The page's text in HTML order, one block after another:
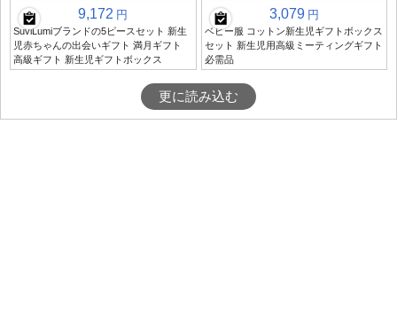
9,172 円
SuviLumiブランドの5ピースセット 新生
児赤ちゃんの出会いギフト 満月ギフト
高級ギフト 新生児ギフトボックス
3,079 円
ベビー服 コットン新生児ギフトボックス
セット 新生児用高級ミーティングギフト
必需品
更に読み込む